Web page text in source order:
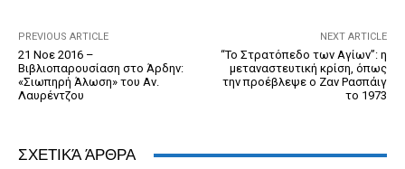
k
PREVIOUS ARTICLE
21 Νοε 2016 –
Βιβλιοπαρουσίαση στο Άρδην:
«Σιωπηρή Άλωση» του Αν.
Λαυρέντζου
NEXT ARTICLE
“Το Στρατόπεδο των Αγίων”: η
μεταναστευτική κρίση, όπως
την προέβλεψε ο Ζαν Ρασπάιγ
το 1973
ΣΧΕΤΙΚΆ ΆΡΘΡΑ